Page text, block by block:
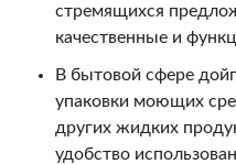
стремящихся
качественные и
В бытовой сфере
упаковки моющих
других жидких
удобство